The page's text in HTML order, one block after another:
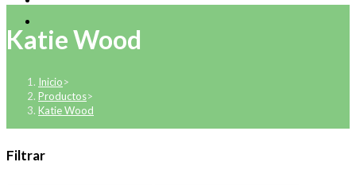
Katie Wood
Inicio>
Productos>
Katie Wood
Filtrar